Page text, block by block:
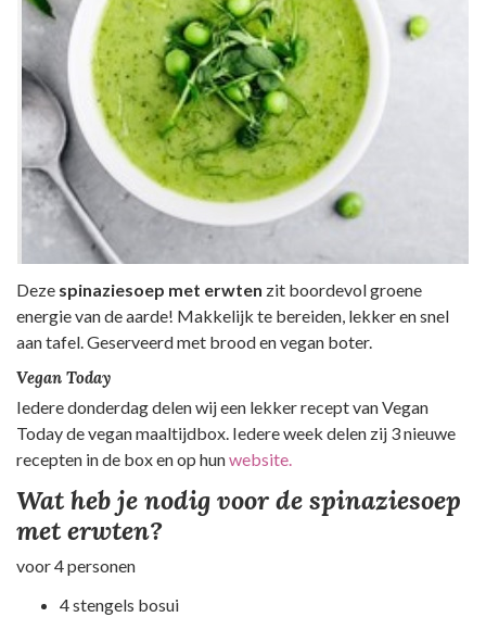
Deze spinaziesoep met erwten zit boordevol groene
energie van de aarde! Makkelijk te bereiden, lekker en snel
aan tafel. Geserveerd met brood en vegan boter.
Vegan Today
Iedere donderdag delen wij een lekker recept van Vegan
Today de vegan maaltijdbox. Iedere week delen zij 3 nieuwe
recepten in de box en op hunwebsite.
Wat heb je nodig voor de spinaziesoep
met erwten?
voor 4 personen
4 stengels bosui